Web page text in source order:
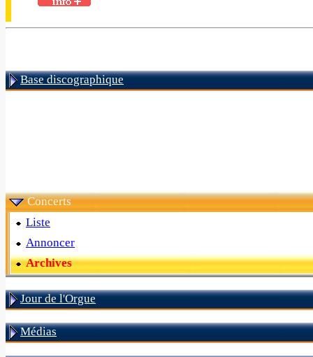
Base discographique
Concerts
Liste
Annoncer
Archives
Jour de l'Orgue
Médias